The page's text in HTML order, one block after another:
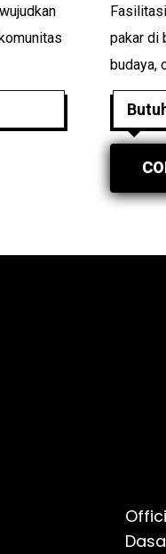
pakar di
budaya,